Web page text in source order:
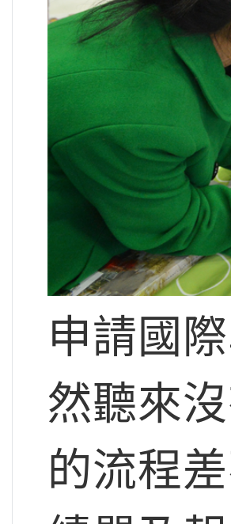
申請國
然聽來
的流程